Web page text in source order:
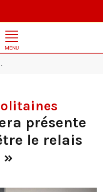
MENU
ouvrière sera présente
présente
le relais
»